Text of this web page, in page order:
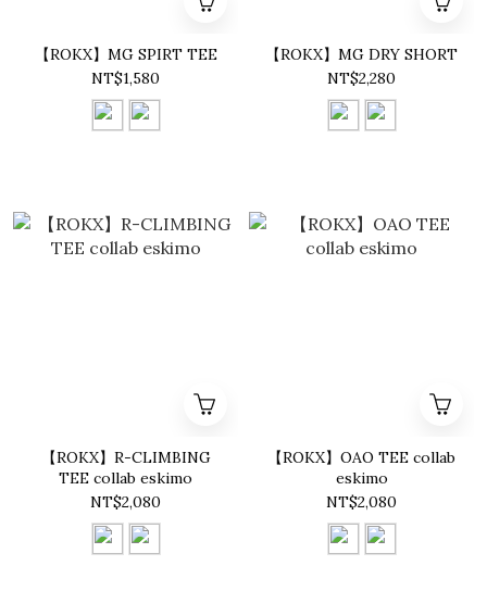
【ROKX】MG SPIRT TEE
NT$1,580
【ROKX】MG DRY SHORT
NT$2,280
【ROKX】R-CLIMBING
TEE collab eskimo
NT$2,080
【ROKX】OAO TEE collab
eskimo
NT$2,080